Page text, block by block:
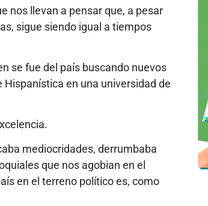
nos llevan a pensar que, a pesar
sigue siendo igual a tiempos
se fue del país buscando nuevos
en una universidad de
mediocridades, derrumbaba
que nos agobian en el
en el terreno político es, como